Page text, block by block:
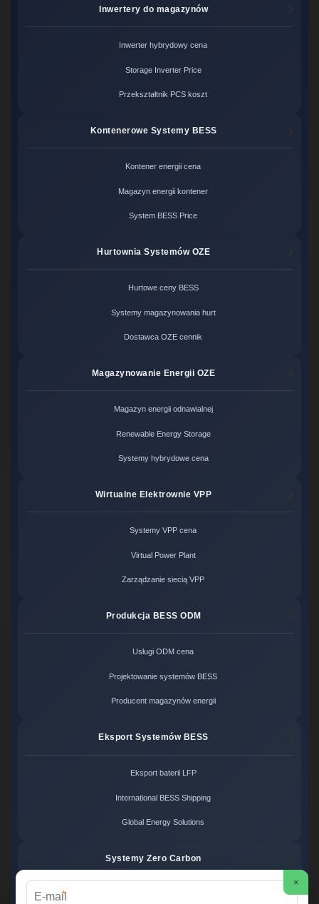
Inwertery do magazynów
Inwerter hybrydowy cena
Storage Inverter Price
Przekształtnik PCS koszt
Kontenerowe Systemy BESS
Kontener energii cena
Magazyn energii kontener
System BESS Price
Hurtownia Systemów OZE
Hurtowe ceny BESS
Systemy magazynowania hurt
Dostawca OZE cennik
Magazynowanie Energii OZE
Magazyn energii odnawialnej
Renewable Energy Storage
Systemy hybrydowe cena
Wirtualne Elektrownie VPP
Systemy VPP cena
Virtual Power Plant
Zarządzanie siecią VPP
Produkcja BESS ODM
Usługi ODM cena
Projektowanie systemów BESS
Producent magazynów energii
Eksport Systemów BESS
Eksport baterii LFP
International BESS Shipping
Global Energy Solutions
Systemy Zero Carbon
×
*